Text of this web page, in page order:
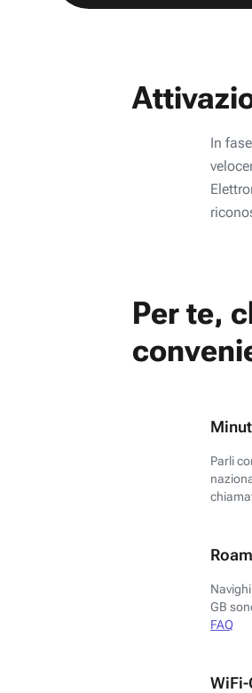
In
Per te,
Parli
GB
FAQ